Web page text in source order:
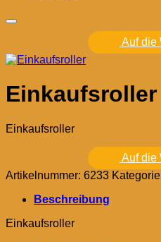
Auf die
Einkaufsroller
Einkaufsroller
Auf die
Artikelnummer: 6233
Beschreibung
Einkaufsroller